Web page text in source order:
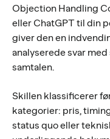
Objection Handling
eller ChatGPT til din
giver den en
analyserede svar
samtalen.
Skillen klassificerer
kategorier: pris,
status quo eller